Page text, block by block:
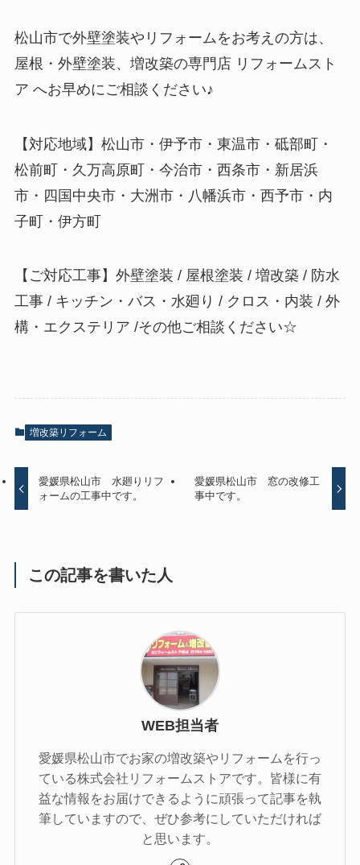
松山市で外壁塗装やリフォームをお考えの方は、
屋根・外壁塗装、増改築の専門店 リフォームスト
ア へお早めにご相談ください♪
【対応地域】松山市・伊予市・東温市・砥部町・
松前町・久万高原町・今治市・西条市・新居浜
市・四国中央市・大洲市・八幡浜市・西予市・内
子町・伊方町
【ご対応工事】外壁塗装 / 屋根塗装 / 増改築 / 防水
工事 / キッチン・バス・水廻り / クロス・内装 / 外
構・エクステリア /その他ご相談ください☆
増改築リフォーム
愛媛県松山市 水廻りリフ
ォームの工事中です。
愛媛県松山市 窓の改修工
事中です。
この記事を書いた人
WEB担当者
愛媛県松山市でお家の増改築やリフォームを行っ
ている株式会社リフォームストアです。皆様に有
益な情報をお届けできるように頑張って記事を執
筆していますので、ぜひ参考にしていただければ
と思います。